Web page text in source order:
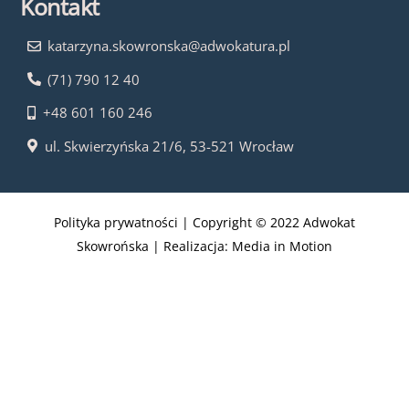
Kontakt
katarzyna.skowronska@adwokatura.pl
(71) 790 12 40
+48 601 160 246
ul. Skwierzyńska 21/6, 53-521 Wrocław
Polityka prywatności | Copyright © 2022 Adwokat
Skowrońska | Realizacja: Media in Motion